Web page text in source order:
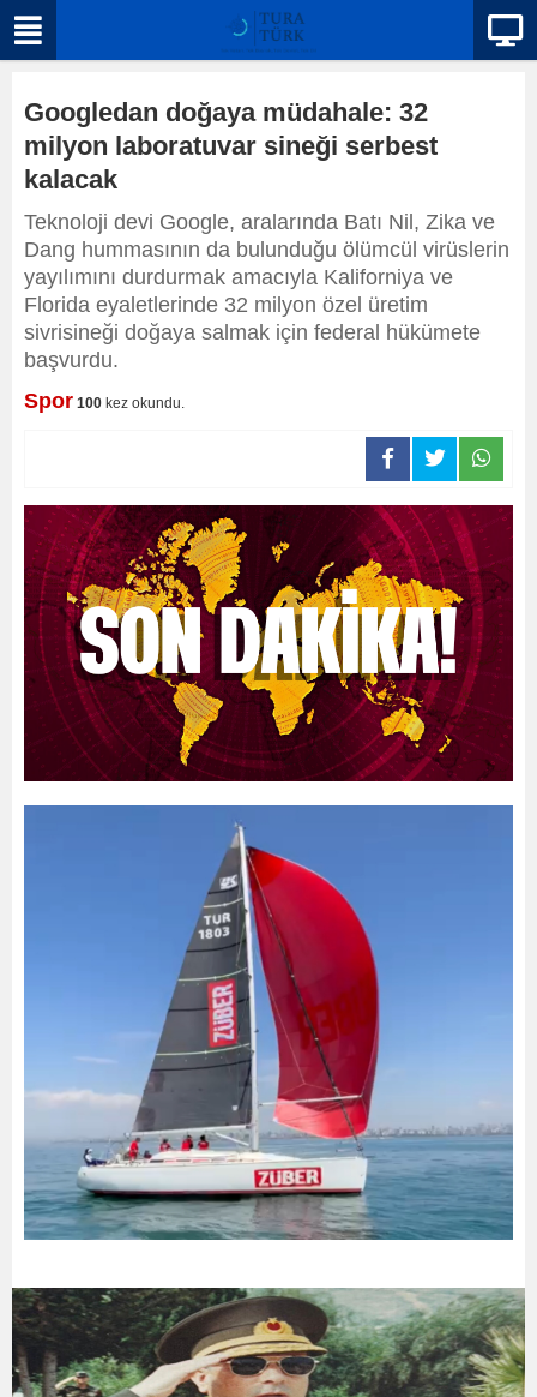
Googledan doğaya müdahale: 32
milyon laboratuvar sineği serbest
kalacak
Teknoloji devi Google, aralarında Batı Nil, Zika ve
Dang hummasının da bulunduğu ölümcül virüslerin
yayılımını durdurmak amacıyla Kaliforniya ve
Florida eyaletlerinde 32 milyon özel üretim
sivrisineği doğaya salmak için federal hükümete
başvurdu.
Spor 100 kez okundu.